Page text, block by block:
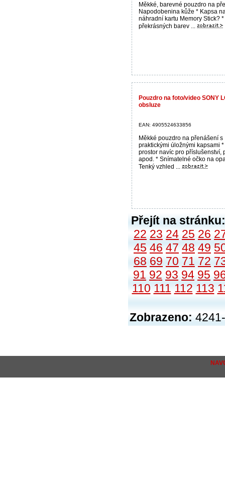
Měkké, barevné pouzdro na
Napodobenina kůže * Kapsa
náhradní kartu Memory Stick?
překrásných barev ...
Pouzdro na foto/video SONY
obsluze
EAN: 4905524633856
Měkké pouzdro na přenášení s
praktickými úložnými kapsami
prostor navíc pro příslušenství,
apod. * Snímatelné očko na
Tenký vzhled ...
Přejít na stránku:
22 23 24 25 26
45 46 47 48 49
68 69 70 71 72
91 92 93 94 95
110 111 112 113
Zobrazeno: